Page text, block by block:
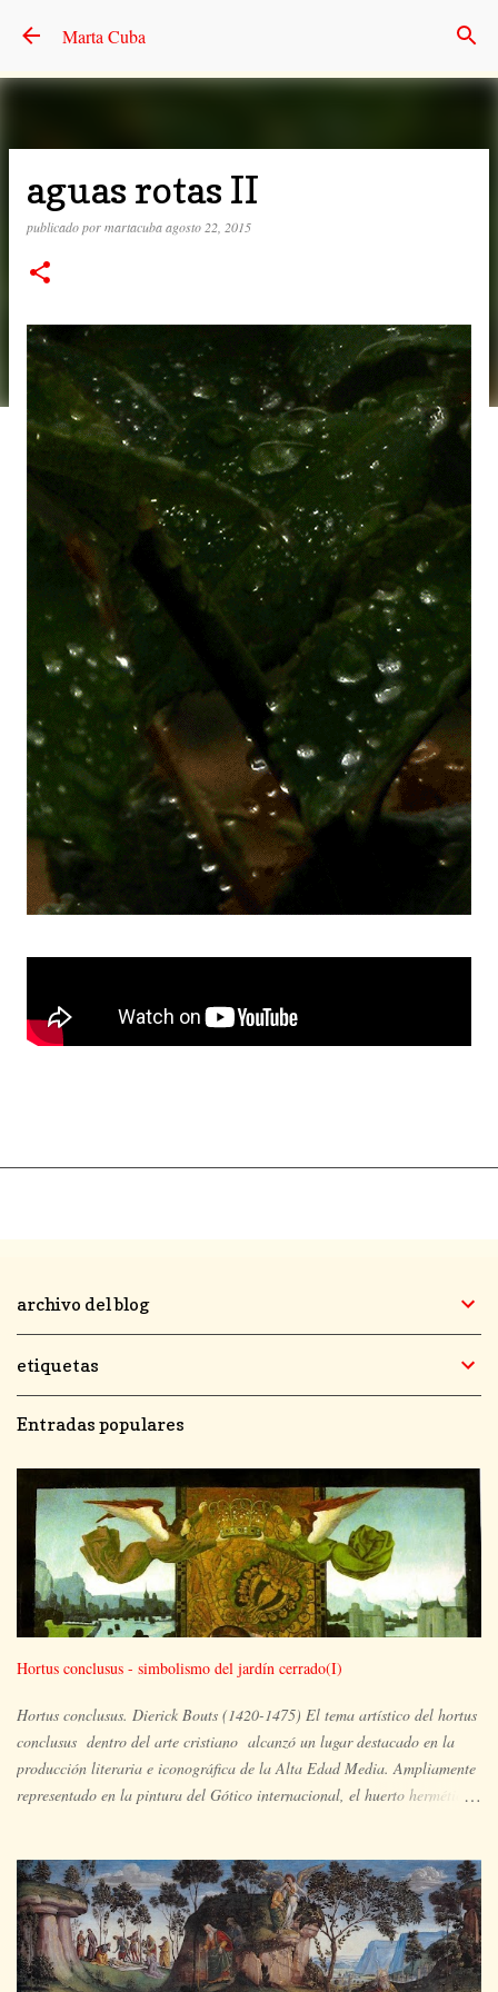
Marta Cuba
aguas rotas II
publicado pormartacubaagosto 22, 2015
archivo del blog
etiquetas
Entradas populares
Hortus conclusus - simbolismo del jardín cerrado(I)
Hortus conclusus. Dierick Bouts (1420-1475) El tema artístico del hortus
conclusus dentro del arte cristiano alcanzó un lugar destacado en la
producción literaria e iconográfica de la Alta Edad Media. Ampliamente
representado en la pintura del Gótico internacional, el huerto hermético
también otras imágenes simbólicas de la plenitud de María y extraídas
del Antiguo Testamento, tales como la zarza que arde pero no se
consume, la puerta cerrada de la visión de Ezequiel, el pozo de agua
viva, la fuente, el rosal, el ciprés, el arca... Nuestra propuesta trazará un
viaje un tanto particular de (ca)ida y vuelta, a partir del cual iremos